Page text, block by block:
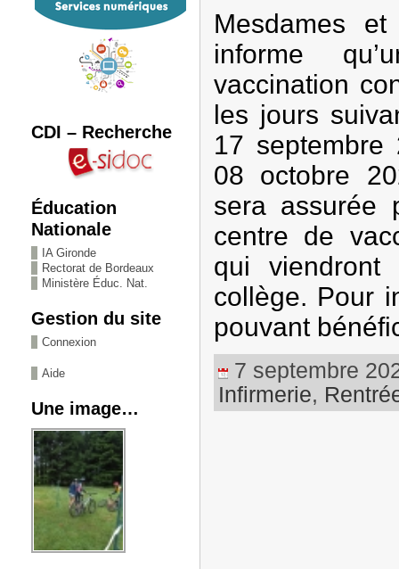
CDI – Recherche
Éducation
Nationale
IA Gironde
Rectorat de Bordeaux
Ministère Éduc. Nat.
Gestion du site
Connexion
Aide
Une image…
Mesdames
informe
vaccination
les jours
17
08 octobre
sera assurée
centre de
qui
collège. Pour
pouvant
7 septembre
Infirmerie,